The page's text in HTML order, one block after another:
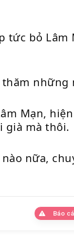
tức bỏ
những
Mạn,
già mà thôi.
nữa,
Báo